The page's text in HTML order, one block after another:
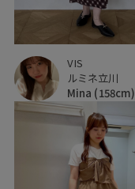
VIS
ルミネ立川
Mina (158cm)